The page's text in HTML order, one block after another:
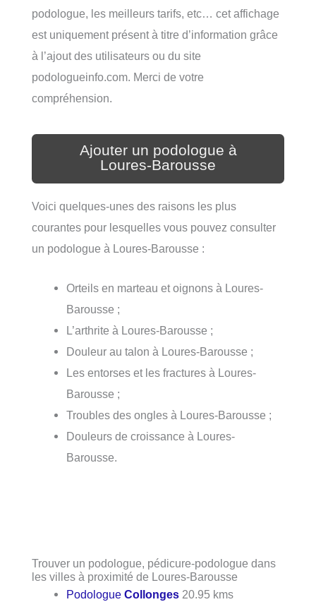
podologue, les meilleurs tarifs, etc… cet affichage
est uniquement présent à titre d’information grâce
à l’ajout des utilisateurs ou du site
podologueinfo.com. Merci de votre
compréhension.
Ajouter un podologue à
Loures-Barousse
Voici quelques-unes des raisons les plus
courantes pour lesquelles vous pouvez consulter
un podologue à Loures-Barousse :
Orteils en marteau et oignons à Loures-
Barousse ;
L’arthrite à Loures-Barousse ;
Douleur au talon à Loures-Barousse ;
Les entorses et les fractures à Loures-
Barousse ;
Troubles des ongles à Loures-Barousse ;
Douleurs de croissance à Loures-
Barousse.
Trouver un podologue, pédicure-podologue dans
les villes à proximité de Loures-Barousse
PodologueCollonges 20.95 kms